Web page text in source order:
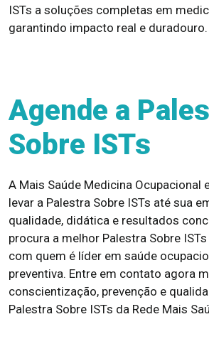
ISTs a soluções completas em
garantindo impacto real e duradouro.
Agende a
Sobre ISTs
A Mais Saúde Medicina Ocupacional
levar a Palestra Sobre ISTs até sua
qualidade, didática e resultados
procura a melhor Palestra Sobre
com quem é líder em saúde
preventiva. Entre em contato agora
conscientização, prevenção e
Palestra Sobre ISTs da Rede Mais